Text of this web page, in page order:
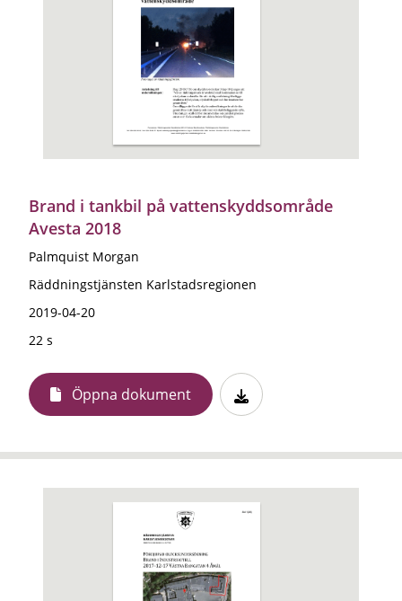
Brand i tankbil på vattenskyddsområde
Avesta 2018
Palmquist Morgan
Räddningstjänsten Karlstadsregionen
2019-04-20
22 s
Öppna dokument